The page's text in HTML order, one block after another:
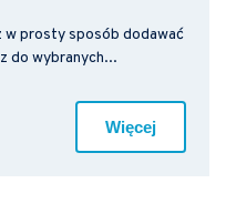
w prosty sposób dodawać
do wybranych...
Więcej